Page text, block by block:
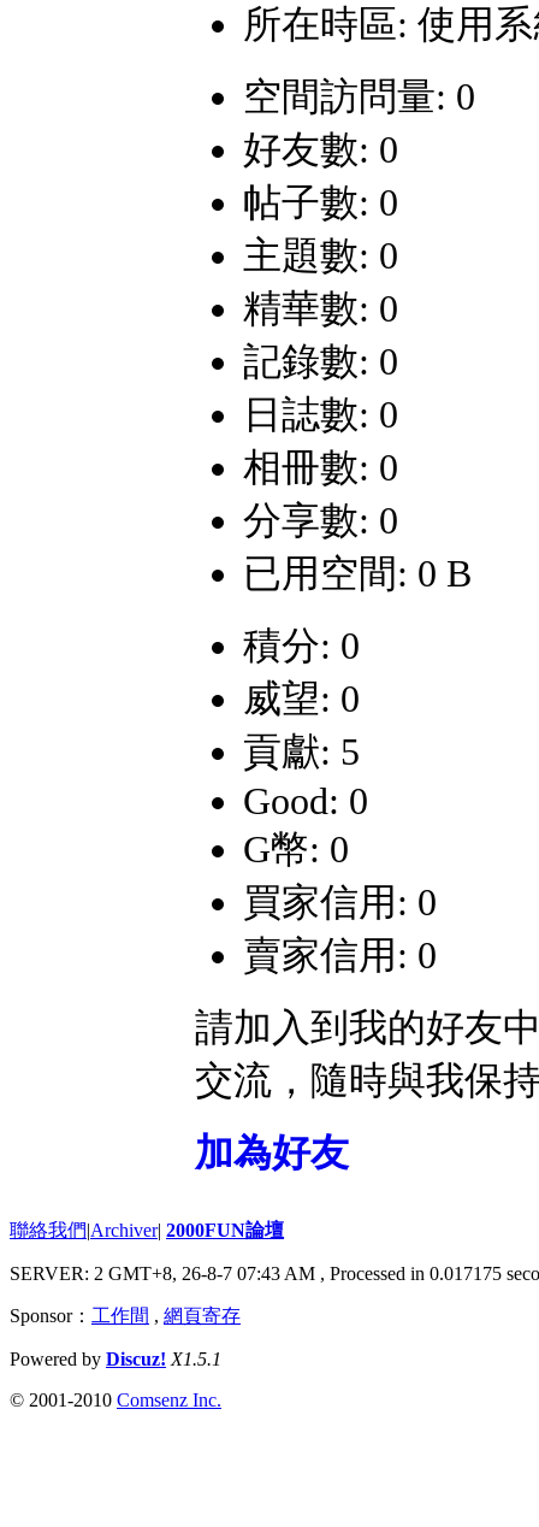
所在時區: 使用
空間訪問量: 0
好友數: 0
帖子數: 0
主題數: 0
精華數: 0
記錄數: 0
日誌數: 0
相冊數: 0
分享數: 0
已用空間: 0 B
積分: 0
威望: 0
貢獻: 5
Good: 0
G幣: 0
買家信用: 0
賣家信用: 0
請加入到我的好友
交流，隨時與我保
加為好友
聯絡我們|Archiver| 2000FUN論壇
SERVER: 2 GMT+8, 26-8-7 07:43 AM , Processed in 0.017175
Sponsor： 工作間 , 網頁寄存
Powered by Discuz! X1.5.1
© 2001-2010 Comsenz Inc.